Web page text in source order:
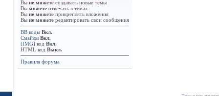
Вы не можете создавать новые темы
Вы можете отвечать в темах
Вы не можете прикреплять вложения
Вы не можете редактировать свои сообщения
BB коды Вкл.
Смайлы Вкл.
[IMG] код Вкл.
HTML код Выкл.
Правила форума